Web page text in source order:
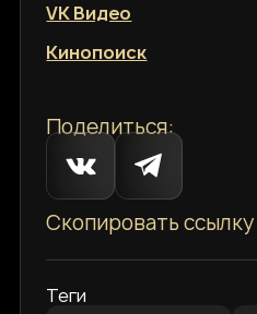
VK Видео
Кинопоиск
Поделиться:
Скопировать ссылку
Теги